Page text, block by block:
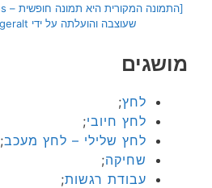
שעוצבה והועלתה על ידי geralt לאתר Pixabay]
מושגים
לחץ;
לחץ חיובי;
לחץ שלילי – לחץ מעכב;
שחיקה;
עבודת רגשות;